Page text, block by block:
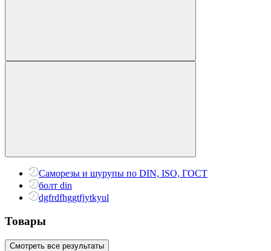
Саморезы и шурупы по DIN, ISO, ГОСТ
болт din
dgfrdfhggtfjytkyul
Товары
Смотреть все результаты